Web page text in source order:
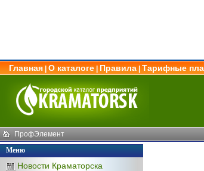
Главная О каталоге Правила Тарифные
ПрофЭлемент
Меню
Новости Краматорска